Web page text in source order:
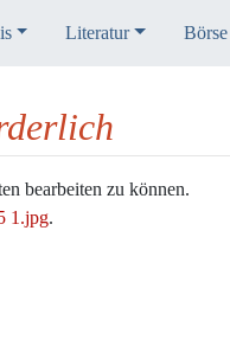
Literatur Börse
bearbeiten zu können.
1.jpg.